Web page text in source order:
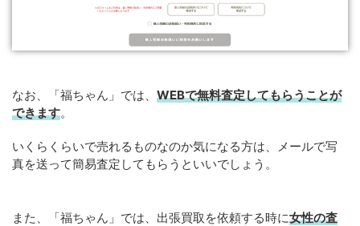
なお、「福ちゃん」では、 WEBで無料査定してもらうことが
できます。
いくらくらいで売れるものなのか気になる方は、メールで写
真を送って簡易査定してもらうといいでしょう。
また、「福ちゃん」では、出張買取を依頼する時に女性の査